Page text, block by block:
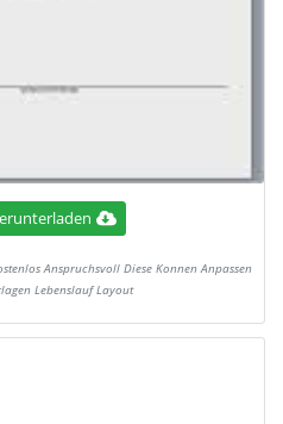
Anspruchsvoll Diese Konnen Anpassen
Lebenslauf Layout